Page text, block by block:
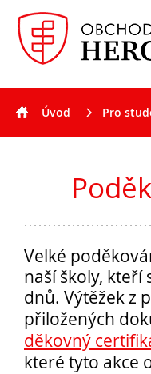
Aktuality
Úvod Pro
Velké
naší školy, kteří
dnů. Výtěžek z
přiložených
děkovný
které tyto akce